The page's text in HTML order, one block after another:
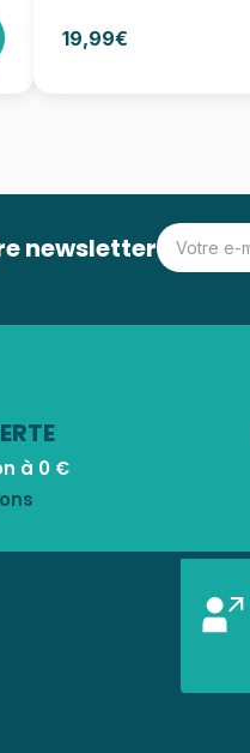
19,99€
newsletter
à 0 €